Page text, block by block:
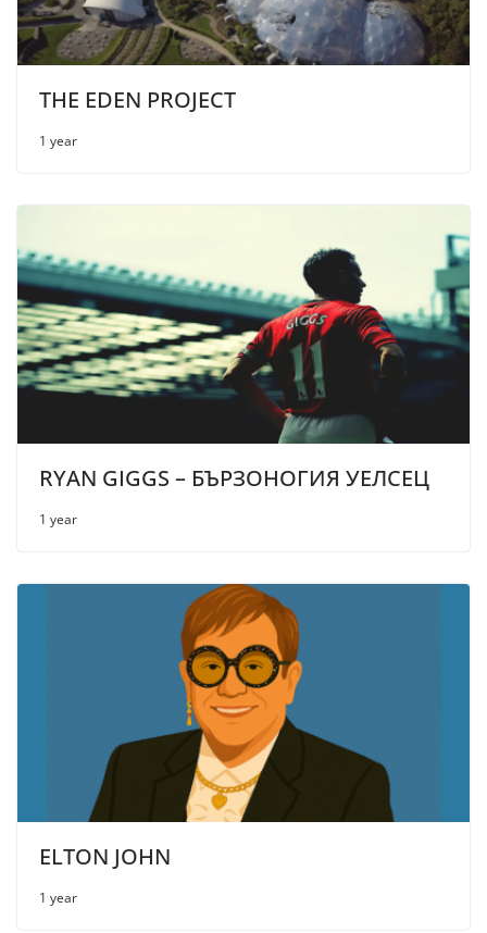
THE EDEN PROJECT
1 year
RYAN GIGGS – БЪРЗОНОГИЯ УЕЛСЕЦ
1 year
ELTON JOHN
1 year